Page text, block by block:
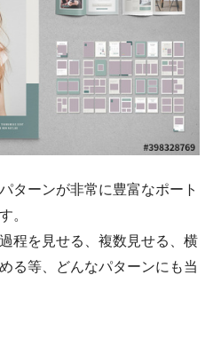
ターンが非常に豊富なポート
。
程を見せる、複数見せる、横
る等、どんなパターンにも当